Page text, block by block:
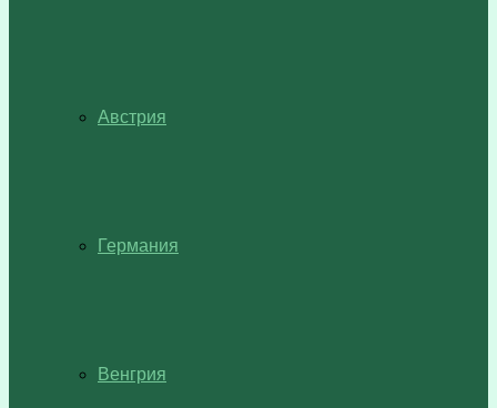
Австрия
Германия
Венгрия